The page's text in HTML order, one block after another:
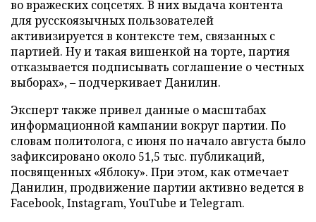
во вражеских соцсетях. В них выдача контента
для русскоязычных пользователей
активизируется в контексте тем, связанных с
партией. Ну и такая вишенкой на торте, партия
отказывается подписывать соглашение о честных
выборах», – подчеркивает Данилин.
Эксперт также привел данные о масштабах
информационной кампании вокруг партии. По
словам политолога, с июня по начало августа было
зафиксировано около 51,5 тыс. публикаций,
посвященных «Яблоку». При этом, как отмечает
Данилин, продвижение партии активно ведется в
Facebook, Instagram, YouTube и Telegram.